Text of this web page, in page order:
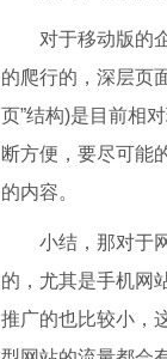
对于移动版的
的爬行的，深层
页”结构)是目前相
断方便，要尽可能
的内容。
小结，那对于
的，尤其是手机网
推广的也比较小，